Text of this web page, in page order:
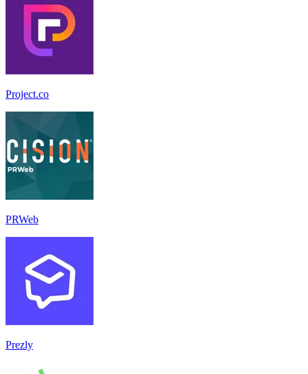
Project.co
PRWeb
Prezly